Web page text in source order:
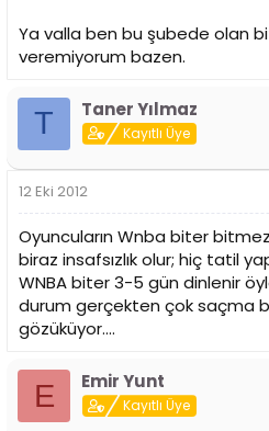
Ya valla ben bu şubede olan
veremiyorum bazen.
T Taner Yılmaz
Kayıtlı Üye
12 Eki 2012
Oyuncuların Wnba biter
biraz insafsızlık olur; hiç tatil
WNBA biter 3-5 gün dinlenir
durum gerçekten çok saçma
gözüküyor....
E Emir Yunt
Kayıtlı Üye